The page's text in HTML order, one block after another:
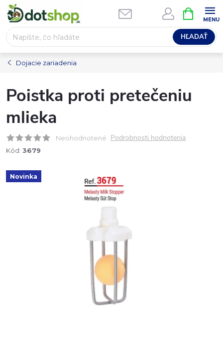
Prejsť
na
obsah
HĽADAŤ
KOŠÍK
Dojacie zariadenia
Poistka proti pretečeniu
mlieka
Neohodnotené Podrobnosti hodnotenia
Kód: 3679
Novinka